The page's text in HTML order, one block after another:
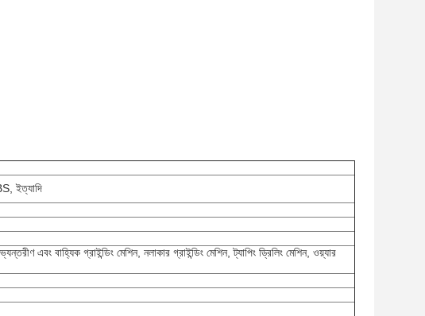
ইত্যাদি
এবং বাহ্যিক গ্রাইন্ডিং মেশিন, নলাকার গ্রাইন্ডিং মেশিন, ট্যাপিং ড্রিলিং মেশিন, ওয়্যার